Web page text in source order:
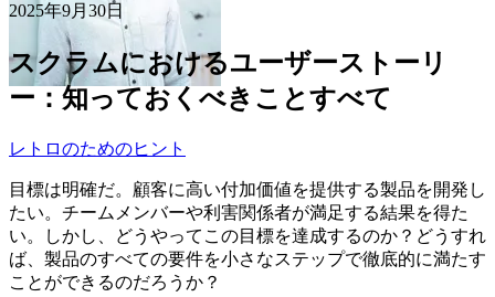
2025年9月30日
スクラムにおけるユーザーストーリ
ー：知っておくべきことすべて
レトロのためのヒント
目標は明確だ。顧客に高い付加価値を提供する製品を開発し
たい。チームメンバーや利害関係者が満足する結果を得た
い。しかし、どうやってこの目標を達成するのか？どうすれ
ば、製品のすべての要件を小さなステップで徹底的に満たす
ことができるのだろうか？